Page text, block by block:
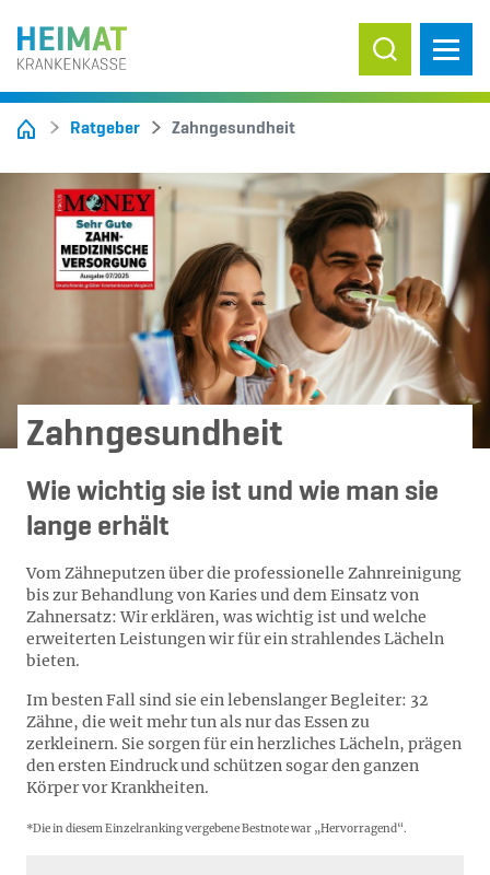
Suche ein-/
Ratgeber Zahngesundheit
Zahngesundheit
Wie wichtig sie ist und wie man sie
lange erhält
Vom Zähneputzen über die professionelle Zahnreinigung
bis zur Behandlung von Karies und dem Einsatz von
Zahnersatz: Wir erklären, was wichtig ist und welche
erweiterten Leistungen wir für ein strahlendes Lächeln
bieten.
Im besten Fall sind sie ein lebenslanger Begleiter: 32
Zähne, die weit mehr tun als nur das Essen zu
zerkleinern. Sie sorgen für ein herzliches Lächeln, prägen
den ersten Eindruck und schützen sogar den ganzen
Körper vor Krankheiten.
*Die in diesem Einzelranking vergebene Bestnote war „Hervorragend“.